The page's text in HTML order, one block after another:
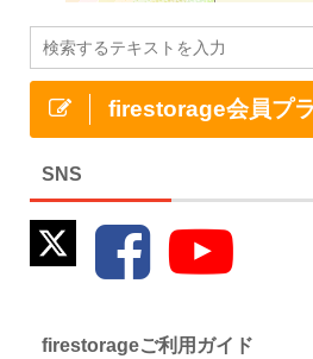
firestorage会員プ
SNS
firestorageご利用ガイド